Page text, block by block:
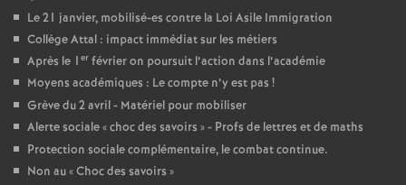
Le 21 janvier, mobilisé-es contre la Loi Asile Immigration
Collège Attal : impact immédiat sur les métiers
Après le 1 er février on poursuit l’action dans l’académie
Moyens académiques : Le compte n’y est pas !
Grève du 2 avril - Matériel pour mobiliser
Alerte sociale «choc des savoirs » - Profs de lettres et de maths
Protection sociale complémentaire, le combat continue.
Non au «Choc des savoirs »